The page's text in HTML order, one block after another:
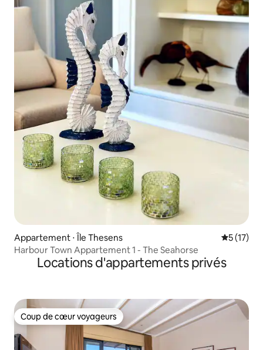
Appartement ⋅ Île Thesens
5 (17)
Harbour Town Appartement 1 - The Seahorse
Locations d'appartements privés
Coup de cœur voyageurs
Coup de cœur voyageurs